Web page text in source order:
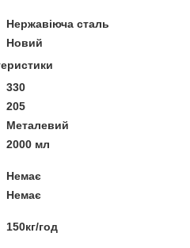
Нержавіюча сталь
Новий
330
205
Металевий
2000 мл
Немає
Немає
150кг/год